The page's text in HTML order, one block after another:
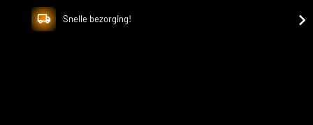
Snelle bezorging!